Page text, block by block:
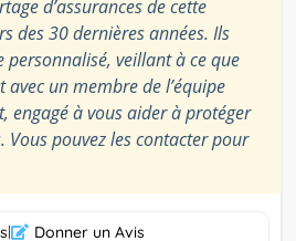
d’assurances de cette
des 30 dernières années. Ils
personnalisé, veillant à ce que
avec un membre de l’équipe
engagé à vous aider à protéger
Vous pouvez les contacter pour
| Donner un Avis